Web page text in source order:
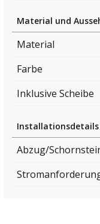
Material und
Material
Farbe
Inklusive Scheibe
Installationsdetails
Abzug/